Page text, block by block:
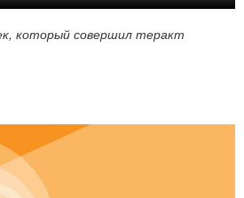
который совершил теракт